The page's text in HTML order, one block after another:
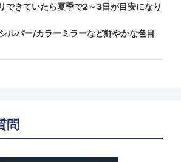
できていたら夏季で2～3日が目安になり
ルバー/カラーミラーなど鮮やかな色目
問